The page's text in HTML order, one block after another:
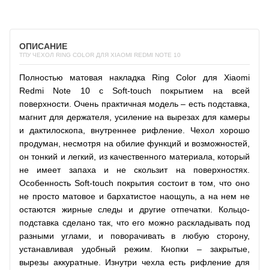
ОПИСАНИЕ
ТПУ ЧЕХОЛ RING COLOR ДЛЯ XIAOMI REDMI NOTE 10
Полностью матовая накладка Ring Color для Xiaomi
Redmi Note 10 с Soft-touch покрытием на всей
поверхности. Очень практичная модель – есть подставка,
магнит для держателя, усиление на вырезах для камеры
и дактилоскопа, внутреннее рифление. Чехол хорошо
продуман, несмотря на обилие функций и возможностей,
он тонкий и легкий, из качественного материала, который
не имеет запаха и не скользит на поверхностях.
Особенность Soft-touch покрытия состоит в том, что оно
не просто матовое и бархатистое наощупь, а на нем не
остаются жирные следы и другие отпечатки. Кольцо-
подставка сделано так, что его можно раскладывать под
разными углами, и поворачивать в любую сторону,
устанавливая удобный режим. Кнопки – закрытые,
вырезы аккуратные. Изнутри чехла есть рифление для